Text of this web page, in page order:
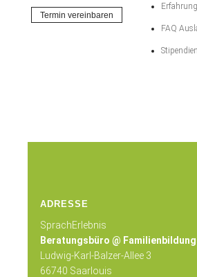
Termin vereinbaren
FAQ
Stipendien
ADRESSE
SprachErlebnis
Beratungsbüro @
Ludwig-Karl-Balzer-Allee 3
66740 Saarlouis